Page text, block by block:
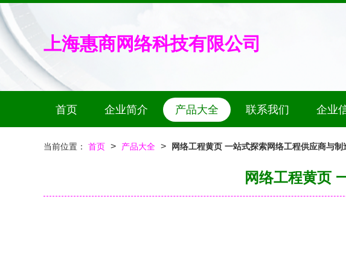
上海惠商网络科技有限公司
首页 企业简介 产品大全 联系我们 企业
当前位置： 首页 > 产品大全 > 网络工程黄页 一站式探索网络工程供应商与制
网络工程黄页